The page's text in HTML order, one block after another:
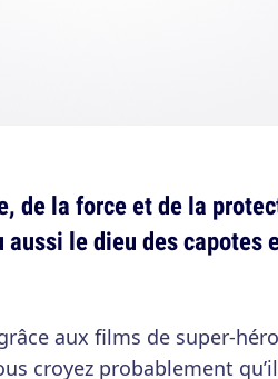
de la force et de la
le dieu des capotes
aux films de super-
croyez probablement